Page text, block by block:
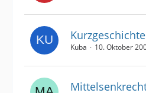
Kuba 10. Oktober